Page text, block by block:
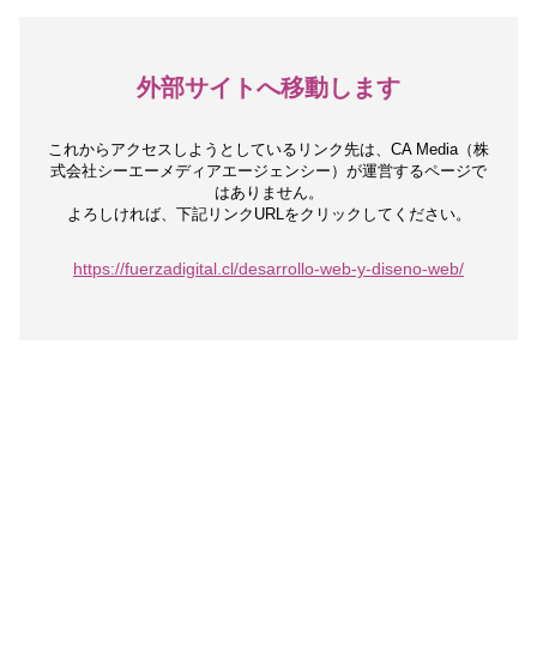
外部サイトへ移動します
これからアクセスしようとしているリンク先は、 CA Media（株
式会社シーエーメディアエージェンシー）が運営するページで
はありません。
よろしければ、下記リンクURLをクリックしてください。
https://fuerzadigital.cl/desarrollo-web-y-diseno-web/